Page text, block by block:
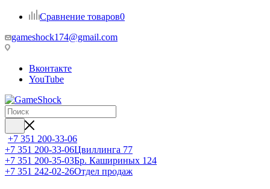
Сравнение товаров0
gameshock174@gmail.com
Вконтакте
YouTube
+7 351 200-33-06
+7 351 200-33-06Цвиллинга 77
+7 351 200-35-03Бр. Кашириных 124
+7 351 242-02-26Отдел продаж